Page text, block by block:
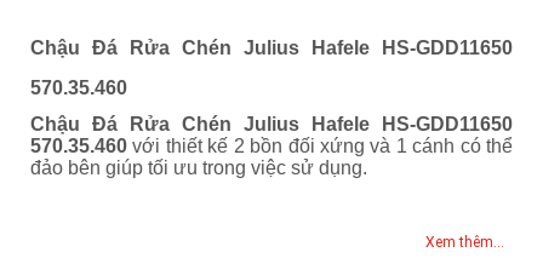
Chậu Đá Rửa Chén Julius Hafele HS-GDD11650
570.35.460
Chậu Đá Rửa Chén Julius Hafele HS-GDD11650
570.35.460 với thiết kế 2 bồn đối xứng và 1 cánh có thể
đảo bên giúp tối ưu trong việc sử dụng.
Xem thêm...